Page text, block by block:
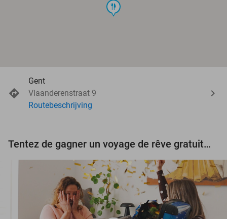
food
Gent
Vlaanderenstraat 9
Routebeschrijving
Tentez de gagner un voyage de rêve gratuit d'une valeur de 3.000 € !